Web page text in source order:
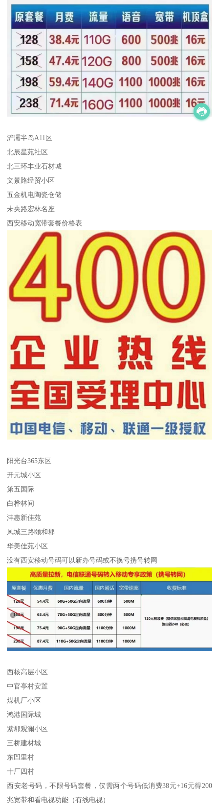
浐灞半岛A11区
北辰星苑社区
北三环丰业石材城
文景路经贸小区
五金机电陶瓷仓储
未央路宏林名座
西安移动宽带套餐价格表
阳光台365东区
开元城小区
第五国际
白桦林间
沣惠新佳苑
凤城三路颐和郡
华美佳苑小区
没有西安移动号码可以新办号码或不换号携号转网
西核高层小区
中官亭村安置
煤机厂小区
鸿港国际城
紫郡观澜小区
三桥建材城
东凹里村
十厂四村
西安老号码，不限号码套餐，仅需两个号码低消费38元+16元得200
兆宽带和看电视功能（有线电视）